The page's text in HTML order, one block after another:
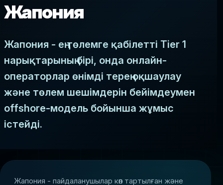
Жапония
Жапония - ең төлемге қабілетті Tier 1
нарықтарының бірі, онда онлайн-
операторлар өнімді терең оқшаулау
және төлем шешімдерін бейімдеумен
offshore-модель бойынша жұмыс
істейді.
Жапония - пайдаланушылар көп тартылған және